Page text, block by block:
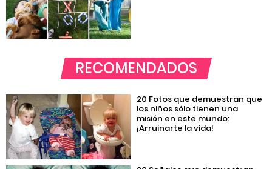
RECOMENDADOS
20 Fotos que demuestran que
los niños sólo tienen una
misión en este mundo:
¡Arruinarte la vida!